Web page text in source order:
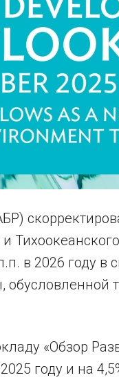
в 2026 году
«Обзор
году и на